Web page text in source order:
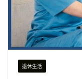
退休生活